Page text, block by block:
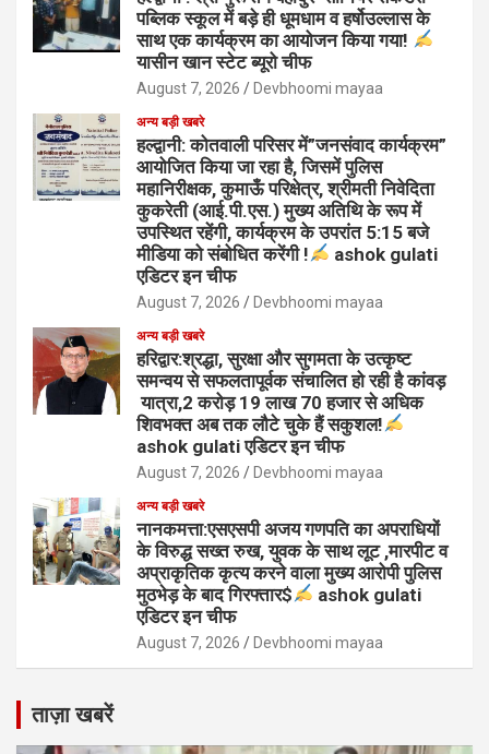
पब्लिक स्कूल में बड़े ही धूमधाम व हर्षोउल्लास के
साथ एक कार्यक्रम का आयोजन किया गया!
यासीन खान स्टेट ब्यूरो चीफ
August 7, 2026 Devbhoomi mayaa
अन्य बड़ी खबरे
हल्द्वानी: कोतवाली परिसर में”जनसंवाद कार्यक्रम”
आयोजित किया जा रहा है, जिसमें पुलिस
महानिरीक्षक, कुमाऊँ परिक्षेत्र, श्रीमती निवेदिता
कुकरेती (आई.पी.एस.) मुख्य अतिथि के रूप में
उपस्थित रहेंगी, कार्यक्रम के उपरांत 5:15 बजे
मीडिया को संबोधित करेंगी !
ashok gulati
एडिटर इन चीफ
August 7, 2026 Devbhoomi mayaa
अन्य बड़ी खबरे
हरिद्वार:श्रद्धा, सुरक्षा और सुगमता के उत्कृष्ट
समन्वय से सफलतापूर्वक संचालित हो रही है कांवड़
यात्रा,2 करोड़ 19 लाख 70 हजार से अधिक
शिवभक्त अब तक लौटे चुके हैं सकुशल!
ashok gulati एडिटर इन चीफ
August 7, 2026 Devbhoomi mayaa
अन्य बड़ी खबरे
नानकमत्ता:एसएसपी अजय गणपति का अपराधियों
के विरुद्ध सख्त रुख, युवक के साथ लूट ,मारपीट व
अप्राकृतिक कृत्य करने वाला मुख्य आरोपी पुलिस
मुठभेड़ के बाद गिरफ्तार$
ashok gulati
एडिटर इन चीफ
August 7, 2026 Devbhoomi mayaa
ताज़ा खबरें